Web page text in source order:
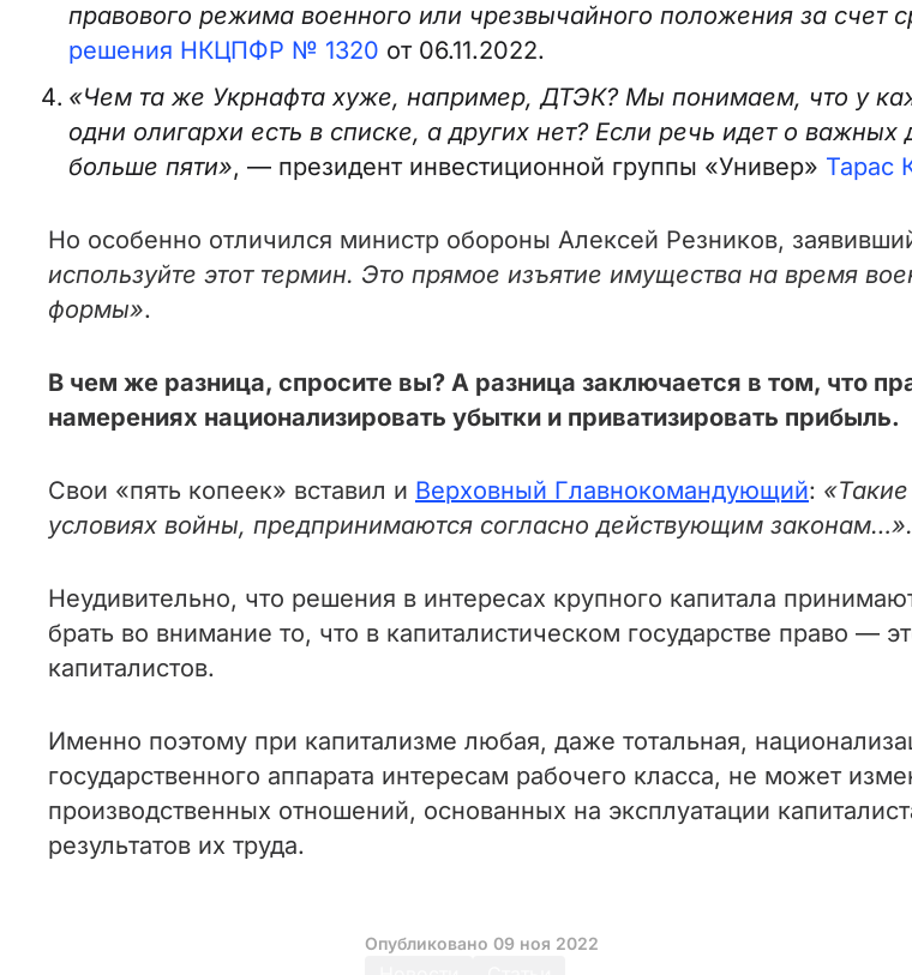
правового режима военного или чрезвычайного положения за счет
решения НКЦПФР № 1320 от 06.11.2022.
«Чем та же Укрнафта хуже, например, ДТЭК? Мы понимаем, что у
одни олигархи есть в списке, а других нет? Если речь идет о
больше пяти», — президент инвестиционной группы «Универ» Тарас
Но особенно отличился министр обороны Алексей Резников,
используйте этот термин. Это прямое изъятие имущества на время
формы».
В чем же разница, спросите вы? А разница заключается в том, что
намерениях национализировать убытки и приватизировать прибыль.
Свои «пять копеек» вставил и Верховный Главнокомандующий:
условиях войны, предпринимаются согласно действующим законам…».
Неудивительно, что решения в интересах крупного капитала
брать во внимание то, что в капиталистическом государстве право —
капиталистов.
Именно поэтому при капитализме любая, даже тотальная,
государственного аппарата интересам рабочего класса, не может
производственных отношений, основанных на эксплуатации
результатов их труда.
Опубликовано 09 ноя 2022